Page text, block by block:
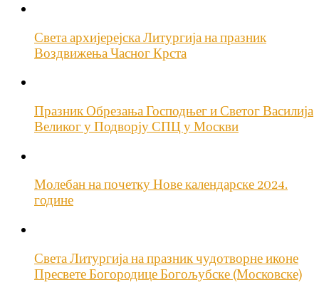
Света архијерејска Литургија на празник
Воздвижења Часног Крста
Празник Обрезања Господњег и Светог Василија
Великог у Подворју СПЦ у Москви
Молебан на почетку Нове календарске 2024.
године
Света Литургија на празник чудотворне иконе
Пресвете Богородице Богољубске (Московске)